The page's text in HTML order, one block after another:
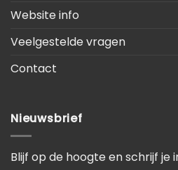
Website info
Veelgestelde vragen
Contact
Nieuwsbrief
Blijf op de hoogte en schrijf je